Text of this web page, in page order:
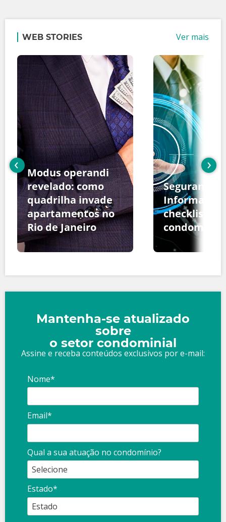
WEB STORIES Ver mais
Modus operandi
revelado: como
quadrilha invade
apartamentos no
Rio de Janeiro
Segurança
Informação:
checklist
‹ ›
Mantenha-se atualizado
sobre
o setor condominial
Assine e receba conteúdos exclusivos por e-mail:
Nome*
Email*
Qual a sua atuação no condomínio?
Estado*